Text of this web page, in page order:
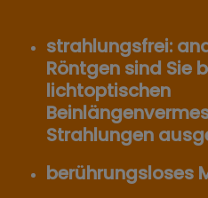
strahlungsfrei:
Röntgen sind Sie
lichtoptischen
Strahlungen
berührungsloses